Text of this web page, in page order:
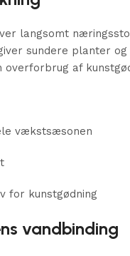
langsomt
sundere planter
overforbrug af
vækstsæsonen
for kunstgødning
vandbinding